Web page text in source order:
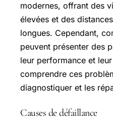
modernes, offrant des
élevées et des
longues. Cependant,
peuvent présenter des
leur performance et
comprendre ces
diagnostiquer et les
Causes de défaillance